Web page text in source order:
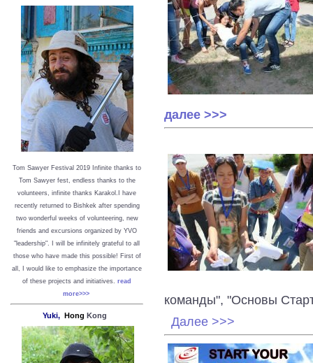
Tom Sawyer Festival 2019 nfinite thanks to
Tom Sawyer fest, endless thanks to the
volunteers, infinite thanks Karakol.
I have
recently returned to Bishkek after spending
two wonderful weeks of volunteering, new
friends and excursions organized by YVO
"leadership". I will be infinitely grateful to all
those who have made this possible! First of
all, I would like to emphasize the importance
of these projects and initiatives. read
more>>>
Yuki, Hong Kong
далее >>>
команды", "Основы
Далее >>>